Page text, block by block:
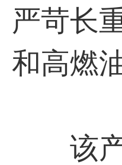
严苛长
和高燃
该产